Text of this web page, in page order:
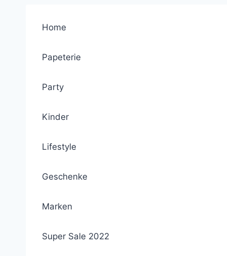
Home
Papeterie
Party
Kinder
Lifestyle
Geschenke
Marken
Super Sale 2022